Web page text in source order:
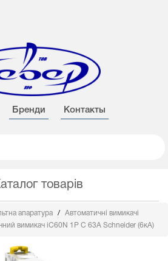
Бренди Контакты
товарів
апаратура
Автоматичні вимикачі
вимикач iC60N 1Р C 63А Schneider (6кА)